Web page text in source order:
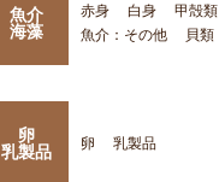
魚介
海藻
赤身 白身 甲殻類
魚介：その他
貝類
卵
乳製品
卵 乳製品